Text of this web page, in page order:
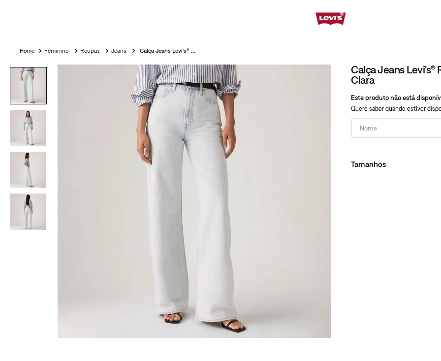
Feminino Roupas Jeans Calça Jeans Levi's® Ribcage Wide Leg Lavagem Clara
Calça Jeans
Clara
Este produto não está
Quero saber quando estiver
Tamanhos